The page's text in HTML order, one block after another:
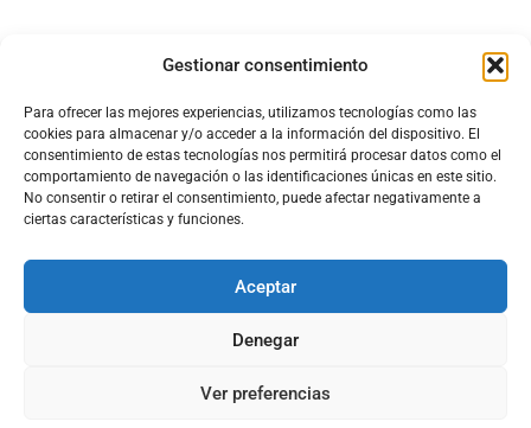
Gestionar consentimiento
Para ofrecer las mejores experiencias, utilizamos tecnologías como las
cookies para almacenar y/o acceder a la información del dispositivo. El
consentimiento de estas tecnologías nos permitirá procesar datos como el
comportamiento de navegación o las identificaciones únicas en este sitio.
No consentir o retirar el consentimiento, puede afectar negativamente a
ciertas características y funciones.
Aceptar
Denegar
Ver preferencias